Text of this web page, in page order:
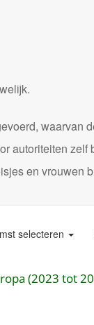
waarvan
autoriteiten zelf
en vrouwen